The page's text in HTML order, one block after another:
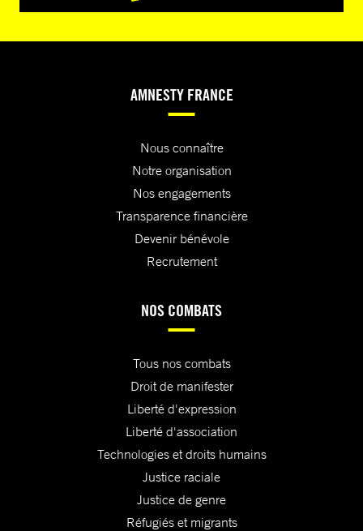
AMNESTY FRANCE
Nous connaître
Notre organisation
Nos engagements
Transparence financière
Devenir bénévole
Recrutement
NOS COMBATS
Tous nos combats
Droit de manifester
Liberté d'expression
Liberté d'association
Technologies et droits humains
Justice raciale
Justice de genre
Réfugiés et migrants